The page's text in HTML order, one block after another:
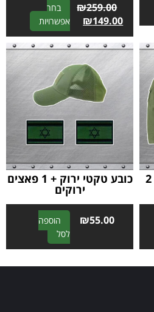
₪259.00
₪149.00
בחר
אפשרויות
l
t
i
v
:
חולצה טקטית ירוקה + 2 כובע טקטי ירוק + 1 פאצים
ירוקים
₪55.00
הוספה
לסל
A
l